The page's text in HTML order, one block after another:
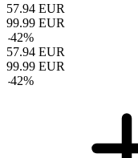
57.94 EUR
99.99 EUR
-42%
57.94 EUR
99.99 EUR
-42%